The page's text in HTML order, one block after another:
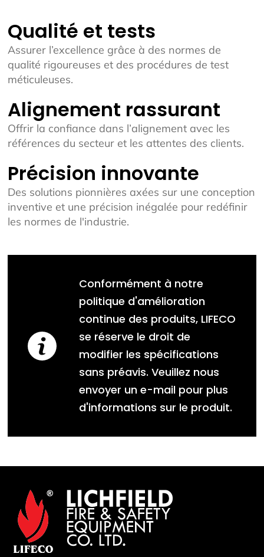
Qualité et tests
Assurer l’excellence grâce à des normes de
qualité rigoureuses et des procédures de test
méticuleuses.
Alignement rassurant
Offrir la confiance dans l’alignement avec les
références du secteur et les attentes des clients.
Précision innovante
Des solutions pionnières axées sur une conception
inventive et une précision inégalée pour redéfinir
les normes de l'industrie.
Conformément à notre
politique d'amélioration
continue des produits, LIFECO
se réserve le droit de
modifier les spécifications
sans préavis. Veuillez nous
envoyer un e-mail pour plus
d'informations sur le produit.